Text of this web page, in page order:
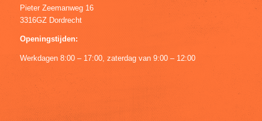
Pieter Zeemanweg 16
3316GZ Dordrecht
Openingstijden:
Werkdagen 8:00 – 17:00, zaterdag van 9:00 – 12:00